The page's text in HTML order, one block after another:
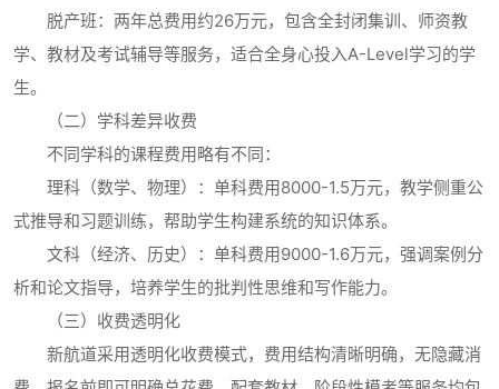
脱产班：两年总费用约26万元，包含全封闭集训、师资教
学、教材及考试辅导等服务，适合全身心投入A-Level学习的学
生。
（二）学科差异收费
不同学科的课程费用略有不同：
理科（数学、物理）：单科费用8000-1.5万元，教学侧重公
式推导和习题训练，帮助学生构建系统的知识体系。
文科（经济、历史）：单科费用9000-1.6万元，强调案例分
析和论文指导，培养学生的批判性思维和写作能力。
（三）收费透明化
新航道采用透明化收费模式，费用结构清晰明确，无隐藏消